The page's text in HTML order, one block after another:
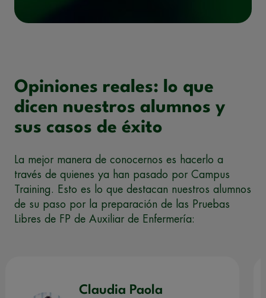
Opiniones reales: lo que
dicen nuestros alumnos y
sus casos de éxito
La mejor manera de conocernos es hacerlo a
través de quienes ya han pasado por Campus
Training. Esto es lo que destacan nuestros alumnos
de su paso por la preparación de las Pruebas
Libres de FP de Auxiliar de Enfermería:
Claudia Paola